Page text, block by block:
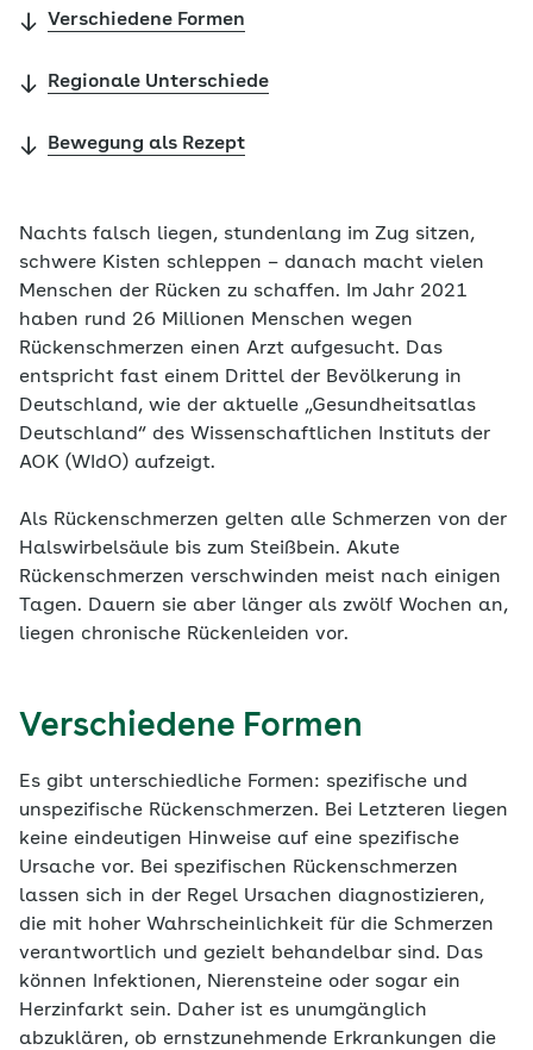
Verschiedene Formen
Regionale Unterschiede
Bewegung als Rezept
Nachts falsch liegen, stundenlang im Zug sitzen,
schwere Kisten schleppen – danach macht vielen
Menschen der Rücken zu schaffen. Im Jahr 2021
haben rund 26 Millionen Menschen wegen
Rückenschmerzen einen Arzt aufgesucht. Das
entspricht fast einem Drittel der Bevölkerung in
Deutschland, wie der aktuelle „Gesundheitsatlas
Deutschland“ des Wissenschaftlichen Instituts der
AOK (WIdO) aufzeigt.
Als Rückenschmerzen gelten alle Schmerzen von der
Hals­wirbelsäule bis zum Steißbein. Akute
Rückenschmerzen verschwinden meist nach einigen
Tagen. Dauern sie aber länger als zwölf Wochen an,
liegen chronische Rückenleiden vor.
Verschiedene Formen
Es gibt unterschiedliche Formen: spezifische und
unspezifische ­Rückenschmerzen. Bei Letzteren liegen
keine eindeutigen Hinweise auf eine spezifische
Ursache vor. Bei spezifischen Rückenschmerzen
lassen sich in der Regel Ur­sachen diagnostizieren,
die mit hoher Wahrscheinlichkeit für die Schmerzen
verantwortlich und gezielt behandelbar sind. Das
können Infektionen, Nierensteine oder sogar ein
Herzinfarkt sein. Daher ist es unumgänglich
abzuklären, ob ernstzunehmende Erkrankungen die